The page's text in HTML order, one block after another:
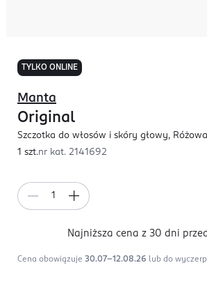
TYLKO ONLINE
Manta
Original
Szczotka do włosów i skóry głowy, Różowa
1 szt.nr kat. 2141692
Najniższa cena z 30 dni
Cena obowiązuje 30.07-12.08.26 lub do